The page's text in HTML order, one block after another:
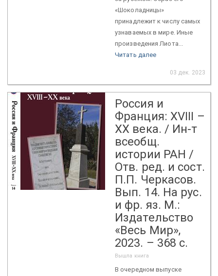
«Шоколадницы»
принадлежит к числу самых
узнаваемых в мире. Иные
произведения Лиота...
Читать далее
03 дек. 2023
Россия и
Франция: XVIII –
XX века. / Ин-т
всеобщ.
истории РАН /
Отв. ред. и сост.
П.П. Черкасов.
Вып. 14. На рус.
и фр. яз. М.:
Издательство
«Весь Мир»,
2023. – 368 c.
Вышла книга
В очередном выпуске